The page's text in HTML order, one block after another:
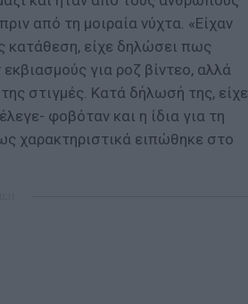
από τη μοιραία νύχτα. «Είχαν
κατάθεση, είχε δηλώσει πως
για ροζ βίντεο, αλλά
στιγμές. Κατά δήλωσή της, είχε
φοβόταν και η ίδια για τη
χαρακτηριστικά ειπώθηκε στο